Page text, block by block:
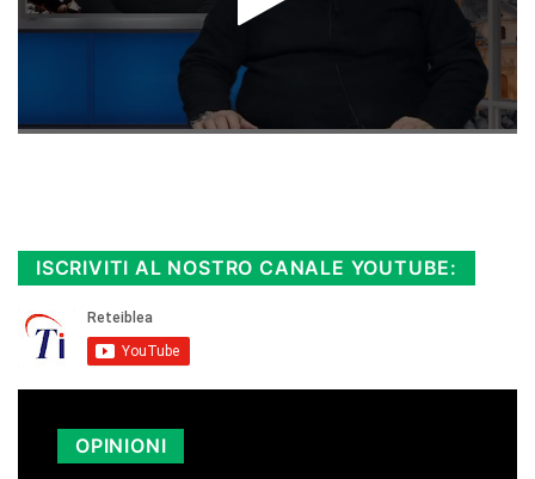
ISCRIVITI AL NOSTRO CANALE YOUTUBE:
OPINIONI